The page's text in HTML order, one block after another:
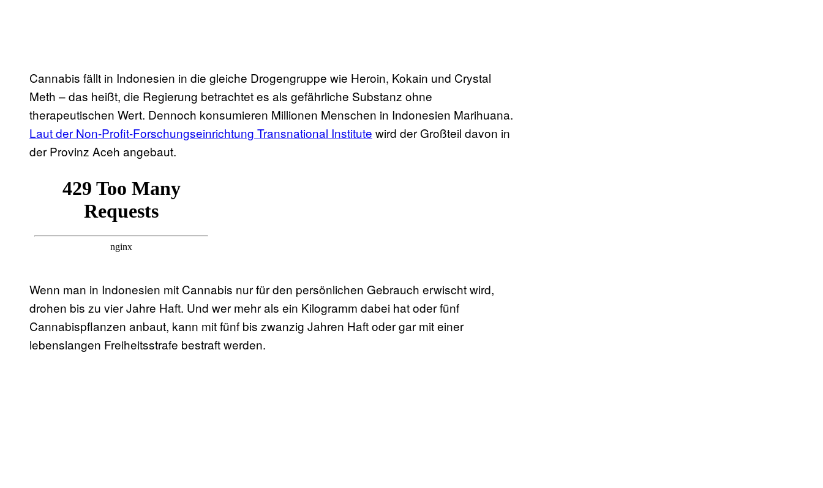
Cannabis fällt in Indonesien in die gleiche Drogengruppe wie Heroin, Kokain und Crystal
Meth – das heißt, die Regierung betrachtet es als gefährliche Substanz ohne
therapeutischen Wert. Dennoch konsumieren Millionen Menschen in Indonesien Marihuana.
Laut der Non-Profit-Forschungseinrichtung Transnational Institute wird der Großteil davon in
der Provinz Aceh angebaut.
Wenn man in Indonesien mit Cannabis nur für den persönlichen Gebrauch erwischt wird,
drohen bis zu vier Jahre Haft. Und wer mehr als ein Kilogramm dabei hat oder fünf
Cannabispflanzen anbaut, kann mit fünf bis zwanzig Jahren Haft oder gar mit einer
lebenslangen Freiheitsstrafe bestraft werden.